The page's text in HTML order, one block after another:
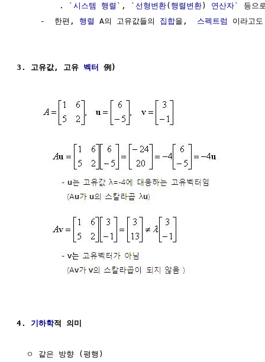
         . `
시스템 행렬 `, ` 선형변환(행렬변환) 연산자` 등으
     -  한편,
행렬 A의 고유값들의 집합을, 스펙트럼 이라고
3. 고유값, 고유 벡터 例)
4. 기하학적 의미
  ㅇ 같은 방향 (평행)